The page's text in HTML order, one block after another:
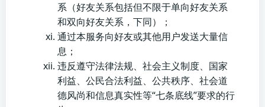
系（好友关系包括但不限于单向好友关系
和双向好友关系，下同）；
通过本服务向好友或其他用户发送大量信
息；
违反遵守法律法规、社会主义制度、国家
利益、公民合法利益、公共秩序、社会道
德风尚和信息真实性等“七条底线”要求的行